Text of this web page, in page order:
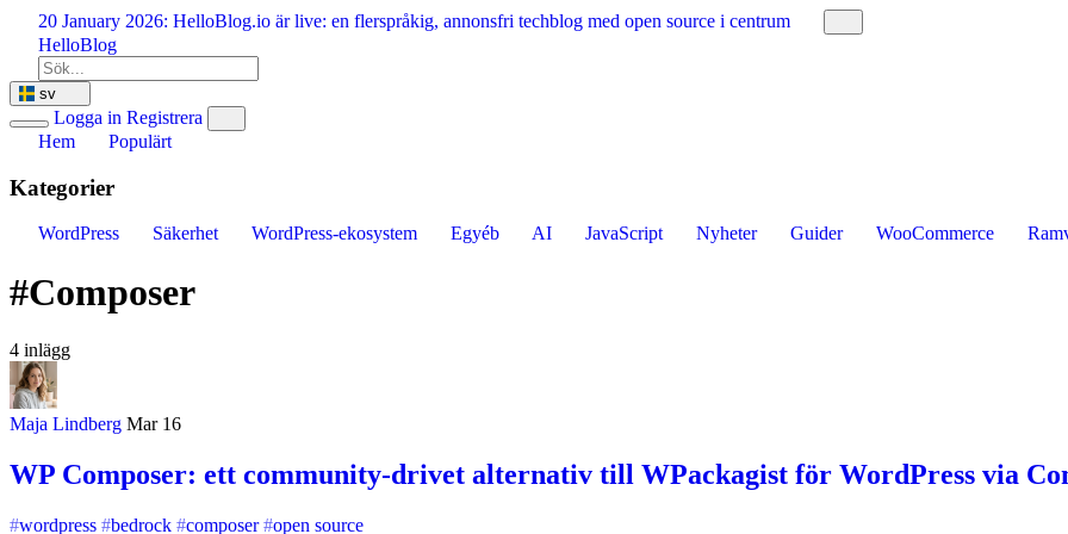
Hoppa
innehåll
20 January 2026: HelloBlog.io är live: en flerspråkig, annonsfri techblog med open source i centrum
HelloBlog
sv
Logga in Registrera
Hem
Populärt
Kategorier
WordPress Säkerhet WordPress-ekosystem Egyéb AI JavaScript Nyheter Guider WooCommerce
#Composer
4 inlägg
Maja Lindberg Mar 16
WP Composer: ett community-drivet alternativ till WPackagist för WordPress via
wordpress bedrock composer
open source